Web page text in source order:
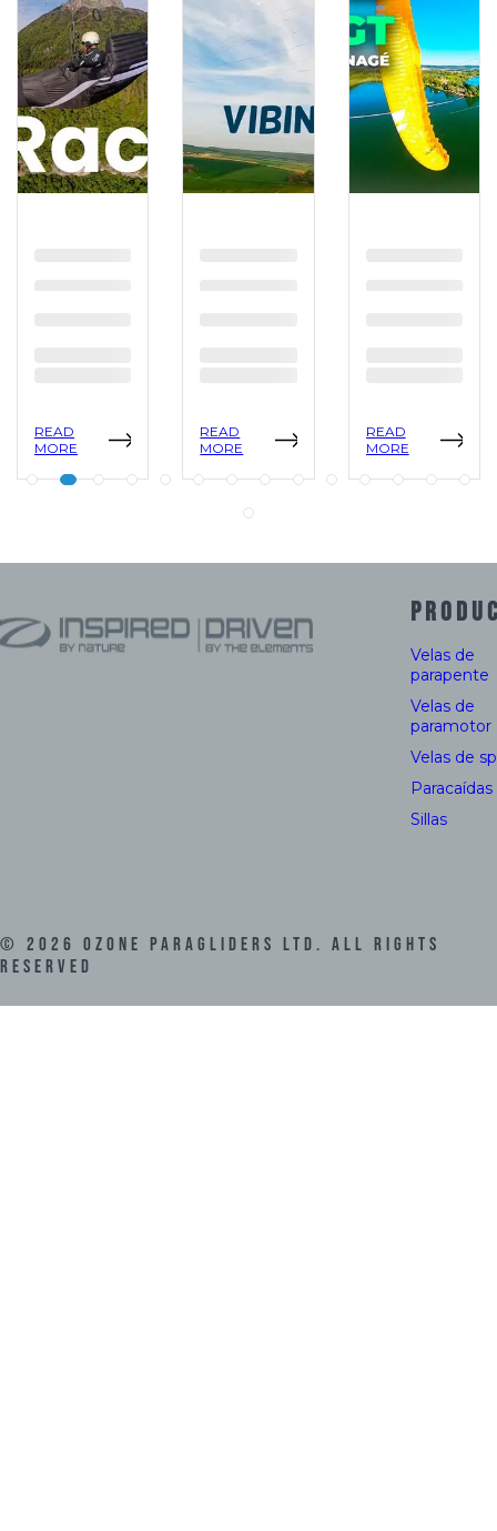
READ
MORE
READ
MORE
READ
MORE
Velas de
parapente
Velas de
paramotor
Velas de
Paracaídas
Sillas
© 2026 Ozone Paragliders LTD. All Rights
Reserved